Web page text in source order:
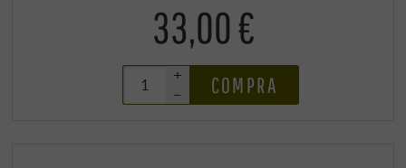
33,00 €
+
–
COMPRA